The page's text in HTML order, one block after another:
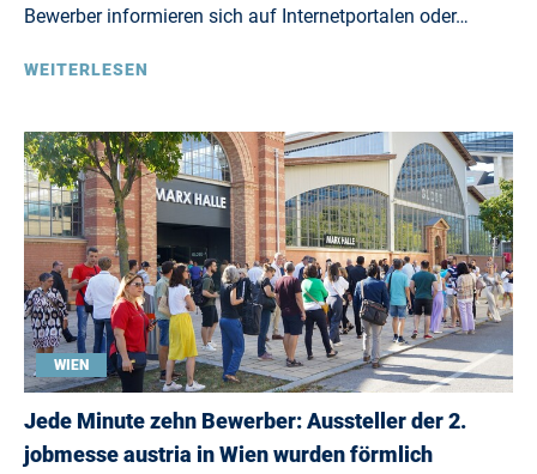
Bewerber informieren sich auf Internetportalen oder…
WEITERLESEN
WIEN
Jede Minute zehn Bewerber: Aussteller der 2.
jobmesse austria in Wien wurden förmlich